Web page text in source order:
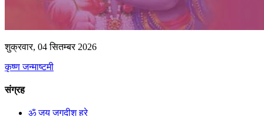
शुक्रवार, 04 सितम्बर 2026
कृष्ण जन्माष्टमी
संग्रह
ॐ जय जगदीश हरे